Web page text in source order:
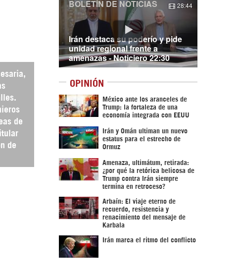
de
de
Irán destaca su poderío y pide
unidad regional frente a
amenazas - Noticiero 22:30
BOLETÍN DE NOTICIAS 28:44
OPINIÓN
México ante los aranceles de
Trump: la fortaleza de una
economía integrada con EEUU
Irán y Omán ultiman un nuevo
estatus para el estrecho de
Ormuz
Amenaza, ultimátum, retirada:
¿por qué la retórica belicosa de
Trump contra Irán siempre
termina en retroceso?
Arbaín: El viaje eterno de
recuerdo, resistencia y
renacimiento del mensaje de
Karbala
Irán marca el ritmo del conflicto